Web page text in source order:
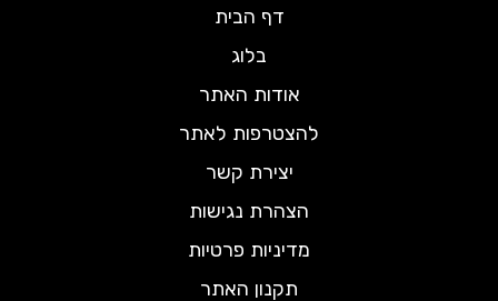
דף הבית
בלוג
אודות האתר
להצטרפות לאתר
יצירת קשר
הצהרת נגישות
מדיניות פרטיות
תקנון האתר